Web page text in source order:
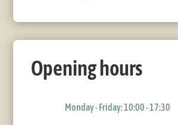
Opening hours
Monday - Friday: 10:00 - 17:30